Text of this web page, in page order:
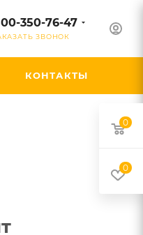
350-76-47
ЗВОНОК
КОНТАКТЫ
0
0